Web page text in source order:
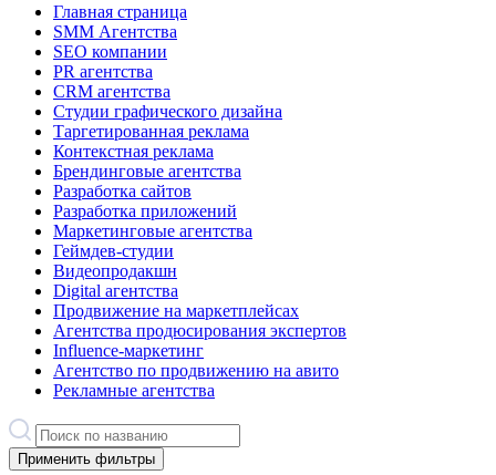
Главная страница
SMM Агентства
SEO компании
PR агентства
CRM агентства
Студии графического дизайна
Таргетированная реклама
Контекстная реклама
Брендинговые агентства
Разработка сайтов
Разработка приложений
Маркетинговые агентства
Геймдев-студии
Видеопродакшн
Digital агентства
Продвижение на маркетплейсах
Агентства продюсирования экспертов
Influence-маркетинг
Агентство по продвижению на авито
Рекламные агентства
Применить фильтры